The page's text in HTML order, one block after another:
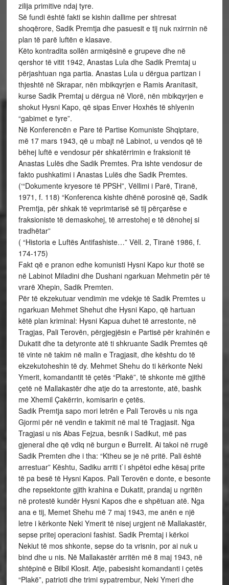
zilija primitive ndaj tyre.
Së fundi është fakti se kishin dallime per shtresat
shoqërore, Sadik Premtja dhe pasuesit e tij nuk nxirrnin në
plan të parë luftën e klasave.
Këto kontradita sollën armiqësinë e grupeve dhe në
qershor të vitit 1942, Anastas Lula dhe Sadik Premtaj u
përjashtuan nga partia. Anastas Lula u dërgua partizan i
thjeshtë në Skrapar, nën mbikqyrjen e Ramis Aranitasit,
kurse Sadik Premtaj u dërgua në Vlorë, nën mbikqyrjen e
shokut Hysni Kapo, që sipas Enver Hoxhës të shlyenin
“gabimet e tyre”.
Në Konferencën e Pare të Partise Komuniste Shqiptare,
më 17 mars 1943, që u mbajt në Labinot, u vendos që të
bëhej luftë e vendosur për shkatërrimin e fraksionit të
Anastas Lulës dhe Sadik Premtes. Pra ishte vendosur de
fakto pushkatimi i Anastas Lulës dhe Sadik Premtes.
(‘“Dokumente kryesore të PPSH”, Vëllimi i Parë, Tiranë,
1971, f. 118) “Konferenca kishte dhënë porosinë që, Sadik
Premtja, për shkak të veprimtarisë së tij përçarëse e
fraksioniste të demaskohej, të arrestohej e të dënohej si
tradhëtar”
( “Historia e Luftës Antifashiste…” Vëll. 2, Tiranë 1986, f.
174-175)
Fakt që e pranon edhe komunisti Hysni Kapo kur thotë se
në Labinot Miladini dhe Dushani ngarkuan Mehmetin për të
vrarë Xhepin, Sadik Premten.
Për të ekzekutuar vendimin me vdekje të Sadik Premtes u
ngarkuan Mehmet Shehut dhe Hysni Kapo, që hartuan
këtë plan kriminal: Hysni Kapua duhet të arrestonte, në
Tragjas, Pali Terovën, përgjegjësin e Partisë për krahinën e
Dukatit dhe ta detyronte atë ti shkruante Sadik Premtes që
të vinte në takim në malin e Tragjasit, dhe kështu do të
ekzekutoheshin të dy. Mehmet Shehu do ti kërkonte Neki
Ymerit, komandantit të çetës “Plakë”, të shkonte më gjithë
çetë në Mallakastër dhe atje do ta arrestonte, atë, bashk
me Xhemil Çakërrin, komisarin e çetës.
Sadik Premtja sapo mori letrën e Pali Terovës u nis nga
Gjormi për në vendin e takimit në mal të Tragjasit. Nga
Tragjasi u nis Abas Fejzua, besnik i Sadikut, më pas
gjeneral dhe që vdiq në burgun e Burrelit. Ai takoi në rrugë
Sadik Premten dhe i tha: “Ktheu se je në pritë. Pali është
arrestuar” Kështu, Sadiku arriti t`i shpëtoi edhe kësaj prite
të pa besë të Hysni Kapos. Pali Terovën e donte, e besonte
dhe repsektonte gjith krahina e Dukatit, prandaj u ngritën
në protestë kundër Hysni Kapos dhe e shpëtuan atë. Nga
ana e tij, Memet Shehu më 7 maj 1943, me anën e një
letre i kërkonte Neki Ymerit të nisej urgjent në Mallakastër,
sepse pritej operacioni fashist. Sadik Premtaj i kërkoi
Nekiut të mos shkonte, sepse do ta vrisnin, por ai nuk u
bind dhe u nis. Në Mallakastër arritën më 8 maj 1943, në
shtëpinë e Bilbil Klosit. Atje, pabesisht komandanti i çetës
“Plakë”, patrioti dhe trimi sypatrembur, Neki Ymeri dhe